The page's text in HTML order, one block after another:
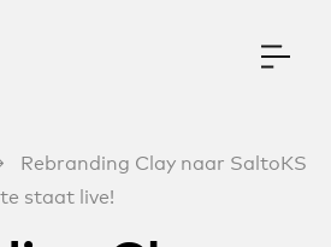
Rebranding Clay naar SaltoKS
staat live!